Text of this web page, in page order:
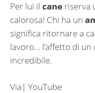
Per lui il cane riserva
calorosa! Chi ha un
significa ritornare a
lavoro… l’affetto di
incredibile.
Via| YouTube